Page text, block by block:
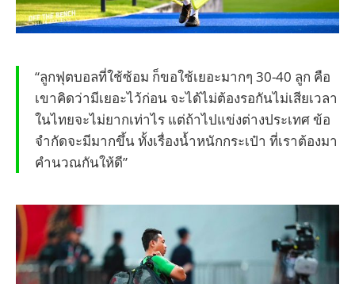
“ลูกฟุตบอลที่ใช้ซ้อม ก็ขอใช้เยอะมากๆ 30-40 ลูก คือ
เขาคิดว่ามีเยอะไว้ก่อน จะได้ไม่ต้องรอกันไม่เสียเวลา
ในไทยจะไม่ยากเท่าไร แต่ถ้าไปแข่งต่างประเทศ ข้อ
จำกัดจะมีมากขึ้น ทั้งเรื่องน้ำหนักกระเป๋า ที่เราต้องมา
คำนวณกันให้ดี”